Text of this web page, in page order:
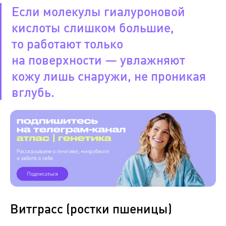
Если молекулы гиалуроновой
кислоты слишком большие,
то работают только
на поверхности — увлажняют
кожу лишь снаружи, не проникая
вглубь.
Витграсс (ростки пшеницы)